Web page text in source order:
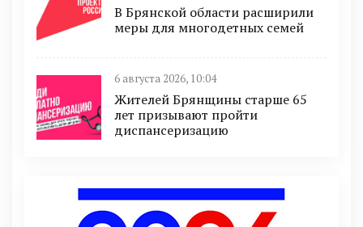
В Брянской области расширили
меры для многодетных семей
6 августа 2026, 10:04
Жителей Брянщины старше 65
лет призывают пройти
диспансеризацию